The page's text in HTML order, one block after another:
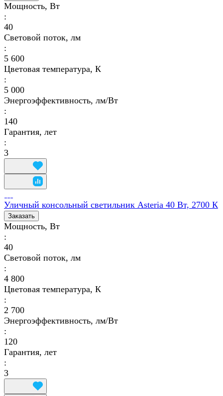
Мощность, Вт
:
40
Световой поток, лм
:
5 600
Цветовая температура, К
:
5 000
Энергоэффективность, лм/Вт
:
140
Гарантия, лет
:
3
Уличный консольный светильник Asteria 40 Вт, 2700 К
Заказать
Мощность, Вт
:
40
Световой поток, лм
:
4 800
Цветовая температура, К
:
2 700
Энергоэффективность, лм/Вт
:
120
Гарантия, лет
:
3